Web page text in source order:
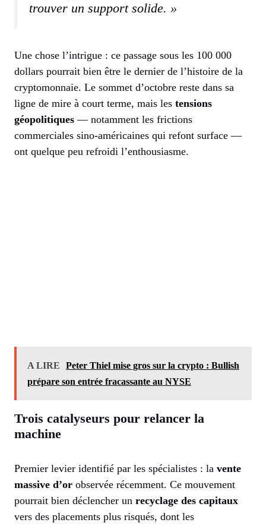
trouver un support solide. »
Une chose l’intrigue : ce passage sous les 100 000
dollars pourrait bien être le dernier de l’histoire de la
cryptomonnaie. Le sommet d’octobre reste dans sa
ligne de mire à court terme, mais les tensions
géopolitiques — notamment les frictions
commerciales sino-américaines qui refont surface —
ont quelque peu refroidi l’enthousiasme.
A LIRE
Peter Thiel mise gros sur la crypto : Bullish
prépare son entrée fracassante au NYSE
Trois catalyseurs pour relancer la
machine
Premier levier identifié par les spécialistes : la vente
massive d’or observée récemment. Ce mouvement
pourrait bien déclencher un recyclage des capitaux
vers des placements plus risqués, dont les